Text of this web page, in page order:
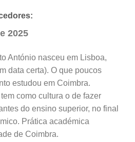
2025
António nasceu em Lisboa,
data certa). O que poucos
estudou em Coimbra.
como cultura o de fazer
do ensino superior, no final
Prática académica
de Coimbra.